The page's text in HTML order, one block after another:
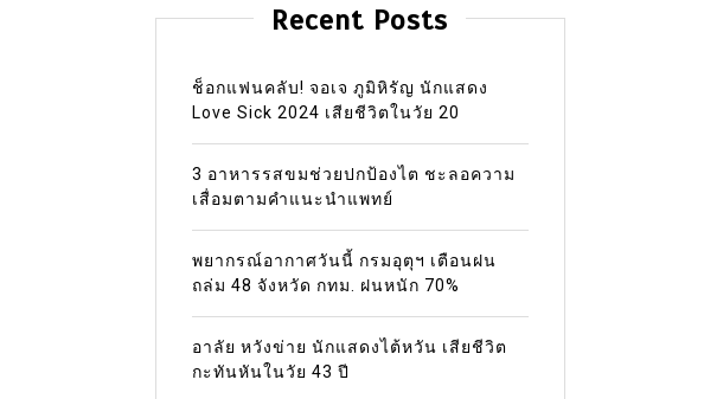
Recent Posts
ช็อกแฟนคลับ! จอเจ ภูมิหิรัญ นักแสดง
Love Sick 2024 เสียชีวิตในวัย 20
3 อาหารรสขมช่วยปกป้องไต ชะลอความ
เสื่อมตามคำแนะนำแพทย์
พยากรณ์อากาศวันนี้ กรมอุตุฯ เตือนฝน
ถล่ม 48 จังหวัด กทม. ฝนหนัก 70%
อาลัย หวังข่าย นักแสดงไต้หวัน เสียชีวิต
กะทันหันในวัย 43 ปี